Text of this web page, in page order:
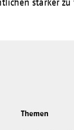
stärker zu
Themen